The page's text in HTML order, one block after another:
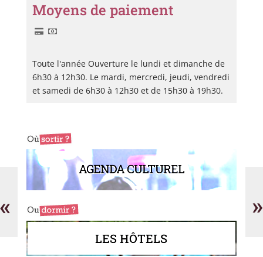
«
Boucherie
fils »
Moyens de paiement
Toute l'année Ouverture le lundi et dimanche de
6h30 à 12h30. Le mardi, mercredi, jeudi, vendredi
et samedi de 6h30 à 12h30 et de 15h30 à 19h30.
AGENDA CULTUREL
LES HÔTELS